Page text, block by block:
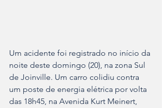
Um acidente foi registrado no início da
noite deste domingo (20), na zona Sul
de Joinville. Um carro colidiu contra
um poste de energia elétrica por volta
das 18h45, na Avenida Kurt Meinert,